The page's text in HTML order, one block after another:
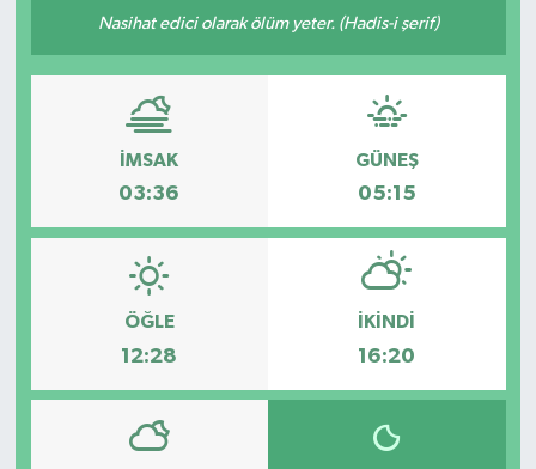
Nasihat edici olarak ölüm yeter. (Hadis-i şerif)
İMSAK
03:36
GÜNEŞ
05:15
ÖĞLE
12:28
İKINDI
16:20
EĞİTİM
EKOLOJİ VE ÇEVRE
BİLİM VE TEKNOLOJİ
GENEL